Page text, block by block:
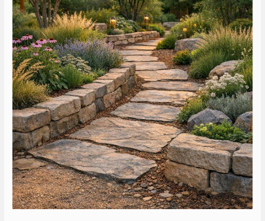
Außenbereiche
bewusst
gestalten
–
Naturverbundenheit
und
Design
mit
langlebigen
Materialien